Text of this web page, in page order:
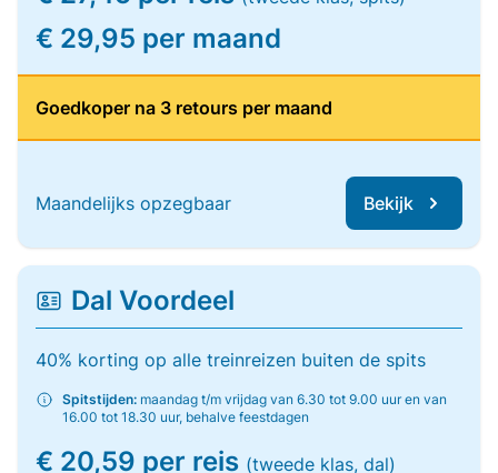
€ 29,95 per maand
Goedkoper na 3 retours per maand
Maandelijks opzegbaar Bekijk
Dal Voordeel
40% korting op alle treinreizen buiten de spits
Spitstijden: maandag t/m vrijdag van 6.30 tot 9.00 uur en van
16.00 tot 18.30 uur, behalve feestdagen
€ 20,59 per reis (tweede klas, dal)